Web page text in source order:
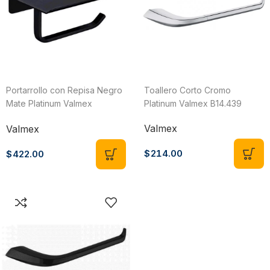
Portarrollo con Repisa Negro
Mate Platinum Valmex
Valmex
$422.00
Toallero Corto Cromo
Platinum Valmex B14.439
Valmex
$214.00